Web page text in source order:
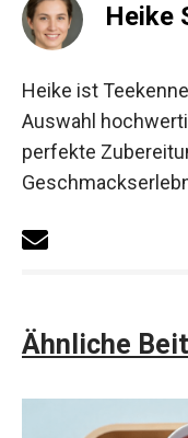
Heike
Heike ist
Auswahl
perfekte
Ähnliche